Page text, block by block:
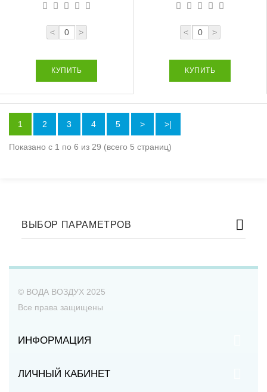
< >
КУПИТЬ
< >
КУПИТЬ
1 2 3 4 5 > >|
Показано с 1 по 6 из 29 (всего 5 страниц)
ВЫБОР ПАРАМЕТРОВ
© ВОДА ВОЗДУХ 2025
Все права защищены
ИНФОРМАЦИЯ
ЛИЧНЫЙ КАБИНЕТ